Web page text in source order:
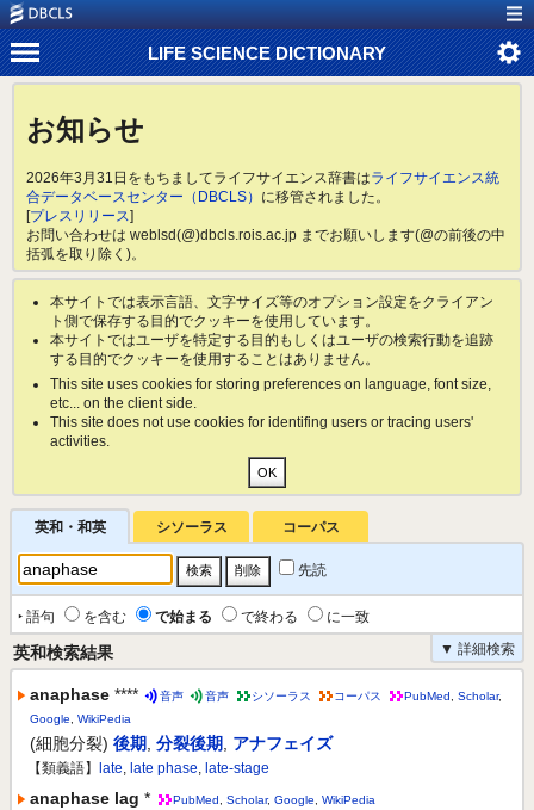
LIFE SCIENCE DICTIONARY
お知らせ
2026年3月31日をもちましてライフサイエンス辞書はライフサイエンス統
合データベースセンター（DBCLS） に移管されました。
[プレスリリース]
お問い合わせは weblsd(@)dbcls.rois.ac.jp までお願いします(@の前後の中
括弧を取り除く)。
本サイトでは表示言語、文字サイズ等のオプション設定をクライアン
ト側で保存する目的でクッキーを使用しています。
本サイトではユーザを特定する目的もしくはユーザの検索行動を追跡
する目的でクッキーを使用することはありません。
This site uses cookies for storing preferences on language, font size,
etc... on the client side.
This site does not use cookies for identifing users or tracing users'
activities.
英和・和英 シソーラス コーパス
先読
‣ 語句 を含む で始まる で終わる
に一致
▼ 詳細検索
英和検索結果
anaphase **** 音声 音声 シソーラス コーパス PubMed Scholar,
Google
WikiPedia
(細胞分裂) 後期 分裂後期 アナフェイズ
【類義語】 late, late phase, late-stage
anaphase lag * PubMed Scholar, Google WikiPedia